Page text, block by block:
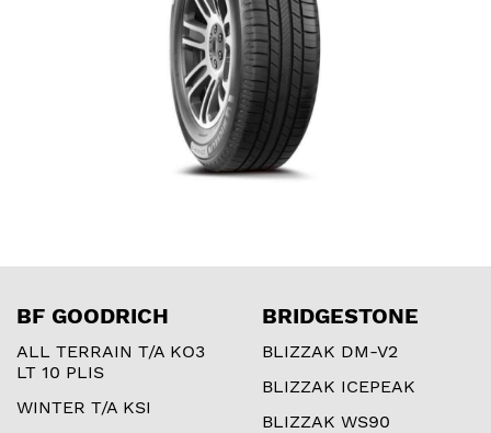
BF GOODRICH
ALL TERRAIN T/A KO3
LT 10 PLIS
WINTER T/A KSI
BRIDGESTONE
BLIZZAK DM-V2
BLIZZAK ICEPEAK
BLIZZAK WS90